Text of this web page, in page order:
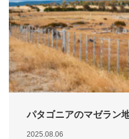
パタゴニアのマゼラン
2025.08.06